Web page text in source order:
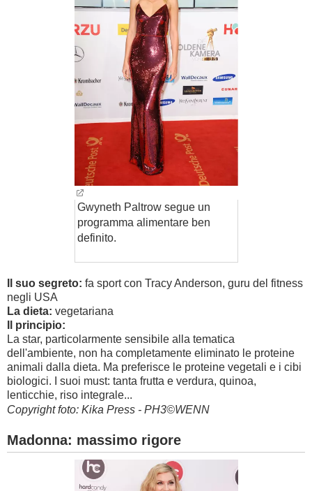
Gwyneth Paltrow segue un
programma alimentare ben
definito.
Il suo segreto: fa sport con Tracy Anderson, guru del fitness
negli USA
La dieta: vegetariana
Il principio:
La star, particolarmente sensibile alla tematica
dell'ambiente, non ha completamente eliminato le proteine
animali dalla dieta. Ma preferisce le proteine vegetali e i cibi
biologici. I suoi must: tanta frutta e verdura, quinoa,
lenticchie, riso integrale...
Copyright foto: Kika Press - PH3©WENN
Madonna: massimo rigore